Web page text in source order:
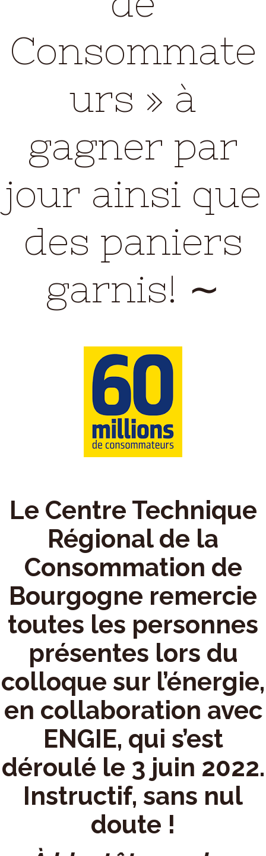
Consommate
urs » à
gagner par
jour ainsi que
des paniers
garnis! ∼
Le Centre Technique
Régional de la
Consommation de
Bourgogne remercie
toutes les personnes
présentes lors du
colloque sur l’énergie,
en collaboration avec
ENGIE, qui s’est
déroulé le 3 juin 2022.
Instructif, sans nul
doute !